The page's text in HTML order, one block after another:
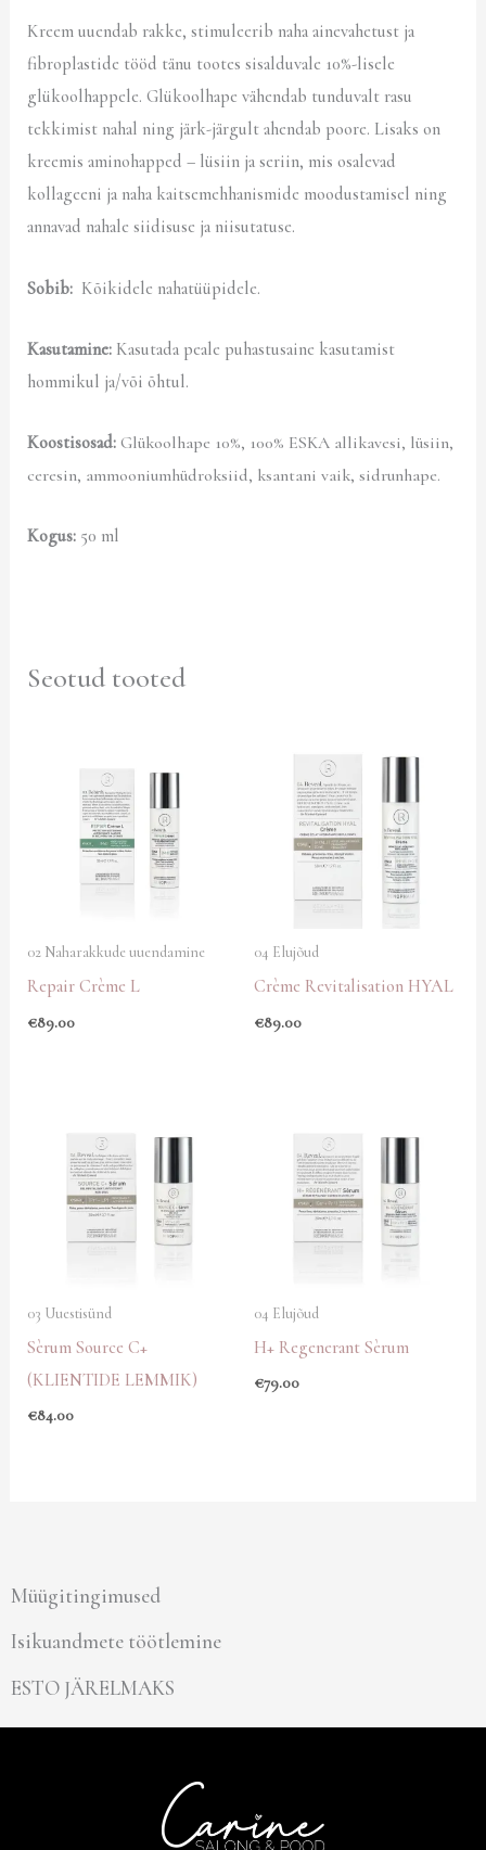
Kreem uuendab rakke, stimuleerib naha ainevahetust ja
fibroplastide tööd tänu tootes sisalduvale 10%-lisele
glükoolhappele. Glükoolhape vähendab tunduvalt rasu
tekkimist nahal ning järk-järgult ahendab poore. Lisaks on
kreemis aminohapped – lüsiin ja seriin, mis osalevad
kollageeni ja naha kaitsemehhanismide moodustamisel ning
annavad nahale siidisuse ja niisutatuse.
Sobib: Kõikidele nahatüüpidele.
Kasutamine: Kasutada peale puhastusaine kasutamist
hommikul ja/või õhtul.
Koostisosad: Glükoolhape 10%, 100% ESKA allikavesi, lüsiin,
ceresin, ammooniumhüdroksiid, ksantani vaik, sidrunhape.
Kogus: 50 ml
Seotud tooted
02 Naharakkude uuendamine
Repair Crème L
€89.00
04 Elujõud
Crème Revitalisation HYAL
€89.00
03 Uuestisünd
Sèrum Source C+
(KLIENTIDE LEMMIK)
€84.00
04 Elujõud
H+ Regenerant Sèrum
€79.00
Müügitingimused
Isikuandmete töötlemine
ESTO JÄRELMAKS